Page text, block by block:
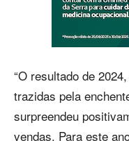
“O resultado de
trazidas pela
surpreendeu
vendas. Para este